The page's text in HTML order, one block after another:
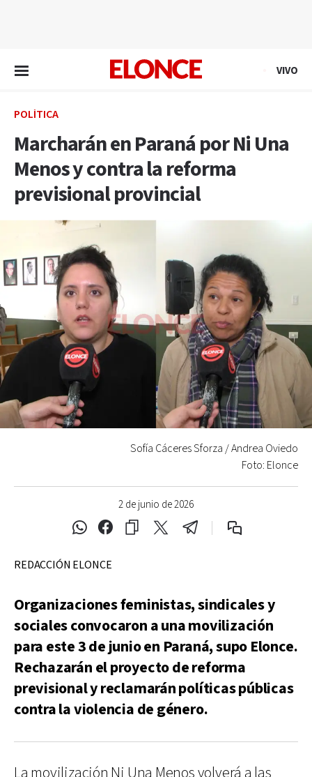
VIVO
POLÍTICA
Marcharán en Paraná por Ni Una
Menos y contra la reforma
previsional provincial
2 de junio de 2026
Sofía Cáceres Sforza / Andrea Oviedo
Foto: Elonce
REDACCIÓN ELONCE
Organizaciones feministas, sindicales y
sociales convocaron a una movilización
para este 3 de junio en Paraná, supo Elonce.
Rechazarán el proyecto de reforma
previsional y reclamarán políticas públicas
contra la violencia de género.
La movilización Ni Una Menos volverá a las